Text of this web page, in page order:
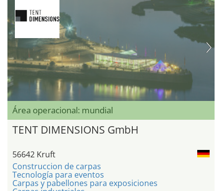
Área operacional: mundial
TENT DIMENSIONS GmbH
56642 Kruft
Construccion de carpas
Tecnología para eventos
Carpas y pabellones para exposiciones